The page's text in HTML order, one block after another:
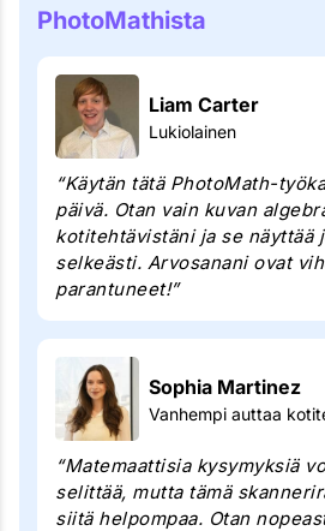
PhotoMathista
Liam Carter
Lukiolainen
“Käytän tätä PhotoMath-
päivä. Otan vain kuvan
kotitehtävistäni ja se näyttää
selkeästi. Arvosanani ovat
parantuneet!”
Sophia Martinez
Vanhempi auttaa
“Matemaattisia kysymyksiä
selittää, mutta tämä
siitä helpompaa. Otan